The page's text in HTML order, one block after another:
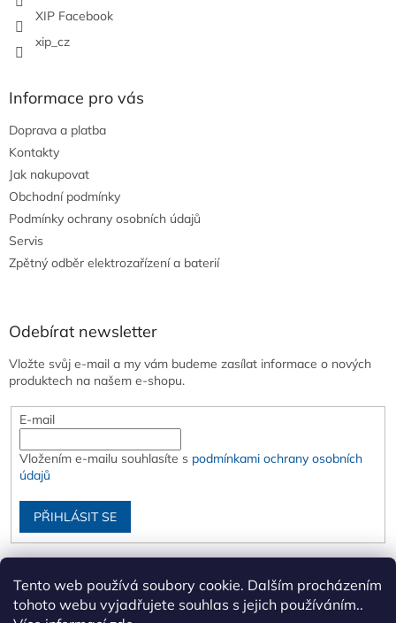
Tento web používá soubory cookie. Dalším procházením
tohoto webu vyjadřujete souhlas s jejich používáním..
XIP Facebook
xip_cz
Informace pro vás
Doprava a platba
Kontakty
Jak nakupovat
Obchodní podmínky
Podmínky ochrany osobních údajů
Servis
Zpětný odběr elektrozařízení a baterií
Odebírat newsletter
Vložte svůj e-mail a my vám budeme zasílat informace o nových
produktech na našem e-shopu.
E-mail
Vložením e-mailu souhlasíte s podmínkami ochrany osobních
údajů
PŘIHLÁSIT SE